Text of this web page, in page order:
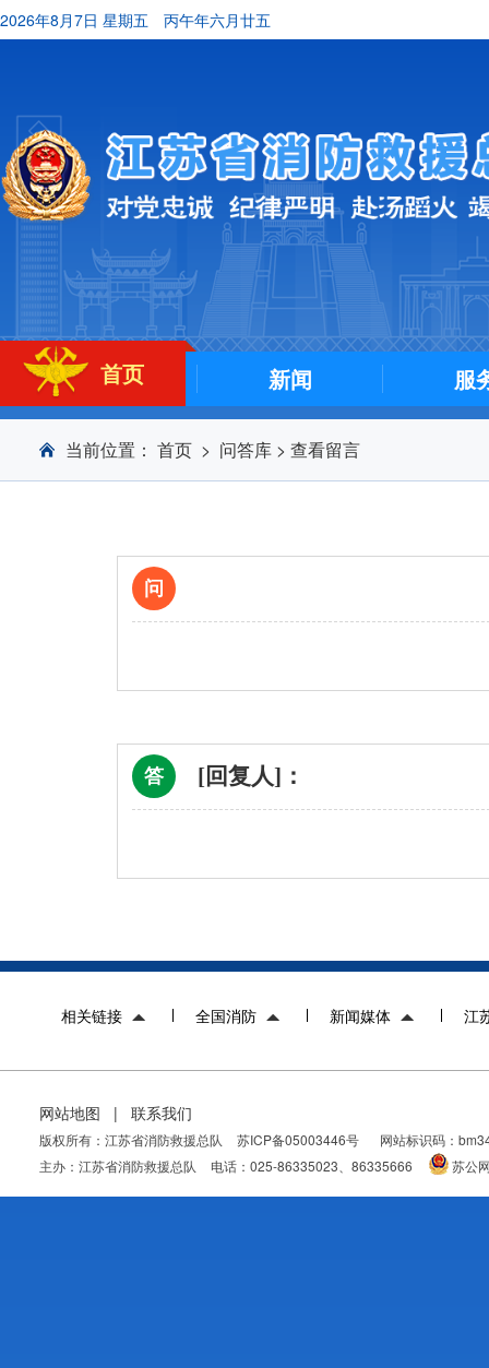
2026年8月7日 星期五 丙午年六月廿五
首页 新闻 服
当前位置： 首页 > 问答库 > 查看留言
问
答 [回复人]：
相关链接 全国消防 新闻媒体 江
网站地图 | 联系我们
版权所有：江苏省消防救援总队 苏ICP备05003446号
网站标识码：
主办：江苏省消防救援总队
电话：025-86335023、86335666 苏公